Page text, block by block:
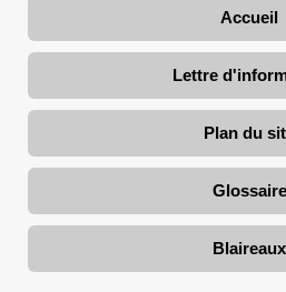
Accueil
Lettre
Plan du
Glossaire
Blaireaux